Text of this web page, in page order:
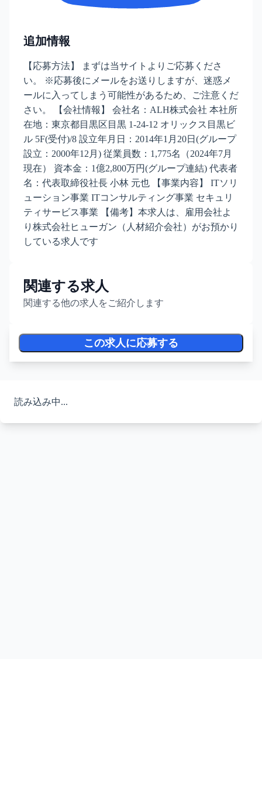
追加情報
【応募方法】 まずは当サイトよりご応募くださ
い。 ※応募後にメールをお送りしますが、迷惑メ
ールに入ってしまう可能性があるため、ご注意くだ
さい。 【会社情報】 会社名：ALH株式会社 本社所
在地：東京都目黒区目黒 1-24-12 オリックス目黒ビ
ル 5F(受付)/8 設立年月日：2014年1月20日(グループ
設立：2000年12月) 従業員数：1,775名（2024年7月
現在） 資本金：1億2,800万円(グループ連結) 代表者
名：代表取締役社長 小林 元也 【事業内容】 ITソリ
ューション事業 ITコンサルティング事業 セキュリ
ティサービス事業 【備考】本求人は、雇用会社よ
り株式会社ヒューガン（人材紹介会社）がお預かり
している求人です
関連する求人
関連する他の求人をご紹介します
この求人に応募する
読み込み中...